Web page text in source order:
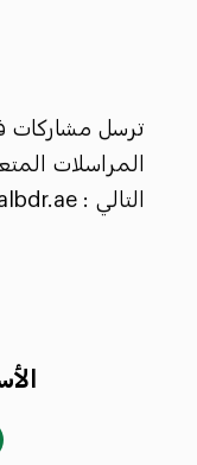
ترسل مشاركات
المراسلات
التالي : award@albdr.ae